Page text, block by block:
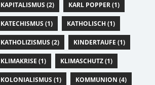
KAPITALISMUS (2) KARL POPPER (1)
KATECHISMUS (1) KATHOLISCH (1)
KATHOLIZISMUS (2) KINDERTAUFE (1)
KLIMAKRISE (1) KLIMASCHUTZ (1)
KOLONIALISMUS (1) KOMMUNION (4)